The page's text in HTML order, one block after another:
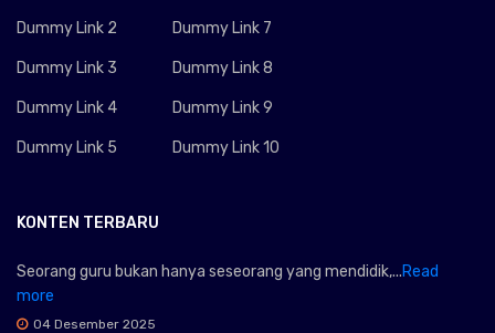
Dummy Link 2
Dummy Link 3
Dummy Link 4
Dummy Link 5
Dummy Link 7
Dummy Link 8
Dummy Link 9
Dummy Link 10
KONTEN TERBARU
Seorang guru bukan hanya seseorang yang mendidik,...Read
more
04 Desember 2025